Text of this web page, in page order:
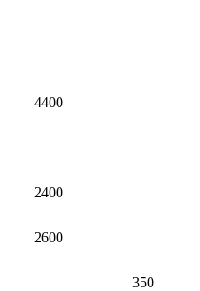
4400
2400
350
2600